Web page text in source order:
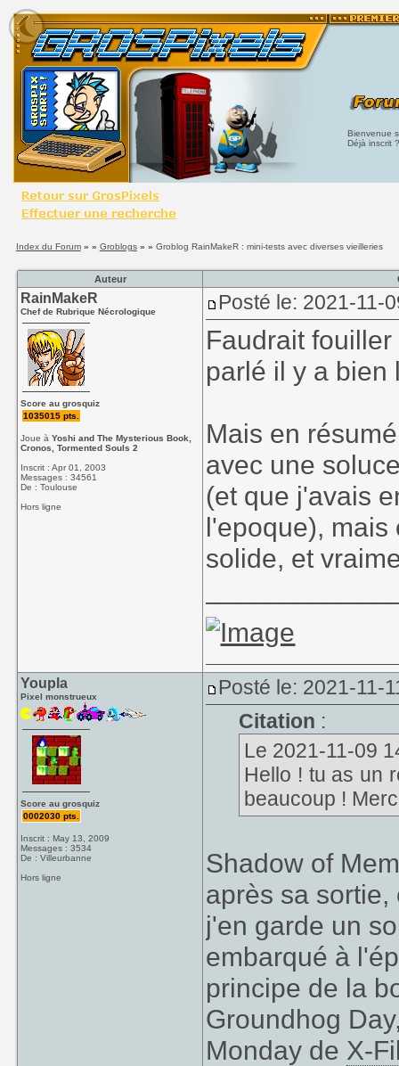
Bienvenue
Déjà inscrit
Index du Forum» » Groblogs» » Groblog RainMakeR : mini-tests avec diverses vieilleries
Auteur
RainMakeR
Chef de Rubrique Nécrologique
Score au grosquiz
1035015 pts.
Joue àYoshi and The Mysterious Book,
Cronos, Tormented Souls 2
Inscrit : Apr 01, 2003
Messages : 34561
De : Toulouse
Hors ligne
Posté le: 2021-11-
Faudrait
parlé il y a bien
Mais en
avec une
(et que j'avais
l'epoque), mais
solide, et
Youpla
Pixel monstrueux
Score au grosquiz
0002030 pts.
Inscrit : May 13, 2009
Messages : 3534
De : Villeurbanne
Hors ligne
Posté le: 2021-11-
Citation :
Le 2021-11-09
Hello ! tu as un
beaucoup !
Shadow of
après sa
j'en garde un
embarqué à
principe de la
Groundhog
Monday de X-